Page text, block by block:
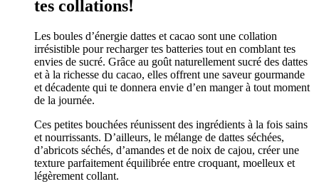
tes collations!
Les boules d’énergie dattes et cacao sont une collation
irrésistible pour recharger tes batteries tout en comblant tes
envies de sucré. Grâce au goût naturellement sucré des dattes
et à la richesse du cacao, elles offrent une saveur gourmande
et décadente qui te donnera envie d’en manger à tout moment
de la journée.
Ces petites bouchées réunissent des ingrédients à la fois sains
et nourrissants. D’ailleurs, le mélange de dattes séchées,
d’abricots séchés, d’amandes et de noix de cajou, créer une
texture parfaitement équilibrée entre croquant, moelleux et
légèrement collant.